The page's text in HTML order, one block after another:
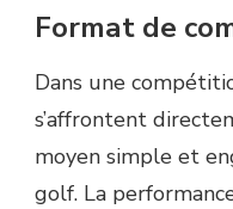
Format de
Dans une
s’affrontent
moyen simple et
golf. La